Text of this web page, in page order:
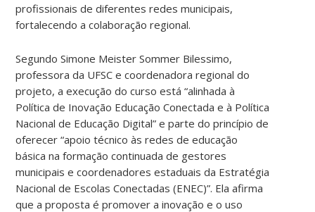
profissionais de diferentes redes municipais,
fortalecendo a colaboração regional.
Segundo Simone Meister Sommer Bilessimo,
professora da UFSC e coordenadora regional do
projeto, a execução do curso está “alinhada à
Política de Inovação Educação Conectada e à Política
Nacional de Educação Digital” e parte do princípio de
oferecer “apoio técnico às redes de educação
básica na formação continuada de gestores
municipais e coordenadores estaduais da Estratégia
Nacional de Escolas Conectadas (ENEC)”. Ela afirma
que a proposta é promover a inovação e o uso